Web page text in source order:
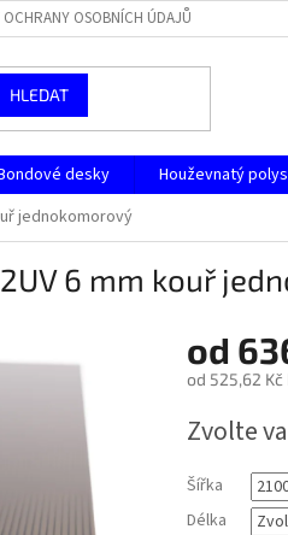
OSOBNÍCH ÚDAJŮ
HLEDAT
desky Houževnatý
jednokomorový
6 mm kouř
od
od 525,62 Kč
cena:
Zvolte
Šířka
Délka